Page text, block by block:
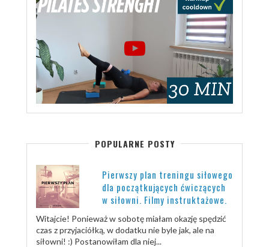
POPULARNE POSTY
Pierwszy plan treningu siłowego
dla początkujących ćwiczących
w siłowni. Filmy instruktażowe.
Witajcie! Ponieważ w sobotę miałam okazję spędzić
czas z przyjaciółką, w dodatku nie byle jak, ale na
siłowni! :) Postanowiłam dla niej...